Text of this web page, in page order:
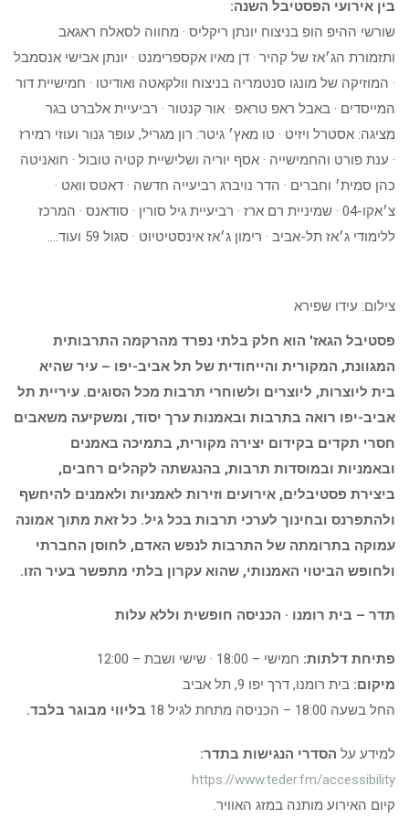
בין אירועי הפסטיבל השנה:
שורשי ההיפ הופ בניצוח יונתן ריקליס · מחווה לסאלח ראגאב
ותזמורת הג׳אז של קהיר · דן מאיו אקספרימנט · יונתן אבישי אנסמבל
· המוזיקה של מונגו סנטמריה בניצוח וולקאטה ואודיטו · חמישיית דור
המייסדים · באבל ראפ טראפ · אור קנטור · רביעיית אלברט בגר
מציגה: אסטרל ויזיט · טו מאץ׳ גיטר: רון מגריל, עופר גנור ועוזי רמירז
· ענת פורט והחמישייה · אסף יוריה ושלישיית קטיה טובול · חואניטה
כהן סמית׳ וחברים · הדר נויברג רביעייה חדשה · דאטס וואט ·
צ׳אקו-04 · שמיניית רם ארז · רביעיית גיל סורין · סודאנס · המרכז
ללימודי ג׳אז תל-אביב · רימון ג׳אז אינסטיטיוט · סגול 59 ועוד….
צילום: עידו שפירא
פסטיבל הגאז' הוא חלק בלתי נפרד מהרקמה התרבותית
המגוונת, המקורית והייחודית של תל אביב-יפו – עיר שהיא
בית ליוצרות, ליוצרים ולשוחרי תרבות מכל הסוגים. עיריית תל
אביב-יפו רואה בתרבות ובאמנות ערך יסוד, ומשקיעה משאבים
חסרי תקדים בקידום יצירה מקורית, בתמיכה באמנים
ובאמניות ובמוסדות תרבות, בהנגשתה לקהלים רחבים,
ביצירת פסטיבלים, אירועים וזירות לאמניות ולאמנים להיחשף
ולהתפרנס ובחינוך לערכי תרבות בכל גיל. כל זאת מתוך אמונה
עמוקה בתרומתה של התרבות לנפש האדם, לחוסן החברתי
ולחופש הביטוי האמנותי, שהוא עקרון בלתי מתפשר בעיר הזו.
תדר – בית רומנו · הכניסה חופשית וללא עלות
פתיחת דלתות: חמישי – 18:00 · שישי ושבת – 12:00
מיקום: בית רומנו, דרך יפו 9, תל אביב
החל בשעה 18:00 – הכניסה מתחת לגיל 18
בליווי מבוגר בלבד.
למידע על הסדרי הנגישות בתדר:
https://www.teder.fm/accessibility
קיום האירוע מותנה במזג האוויר.